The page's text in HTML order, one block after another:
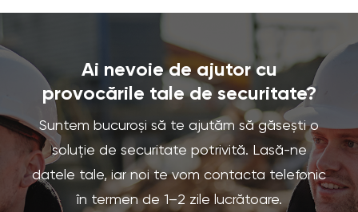
Ai nevoie de ajutor cu
provocările tale de securitate?
Suntem bucuroși să te ajutăm să găsești o
soluție de securitate potrivită. Lasă-ne
datele tale, iar noi te vom contacta telefonic
în termen de 1–2 zile lucrătoare.